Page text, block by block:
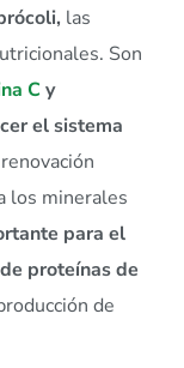
las
Son
Cy
el sistema
los minerales
para el
proteínas de
de